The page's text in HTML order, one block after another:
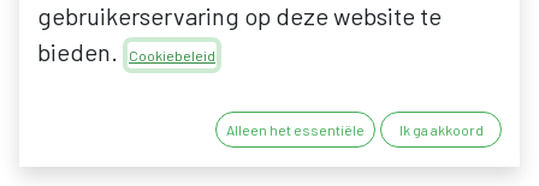
INTERSTEEL ROLLER SET
VOOR BASIC
gebruikerservaring op deze website te
bieden.
Cookiebeleid
Alleen het essentiële Ik ga akkoord